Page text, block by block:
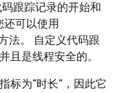
跟踪记录的开始和
可以使用
法。 自定义代码跟
且是线程安全的。
标为“时长”，因此它